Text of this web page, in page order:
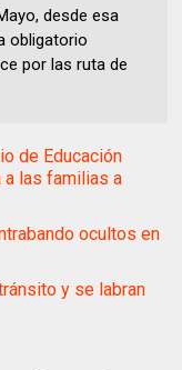
desde esa
obligatorio
por las ruta de
de Educación
a las familias a
ocultos en
y se labran